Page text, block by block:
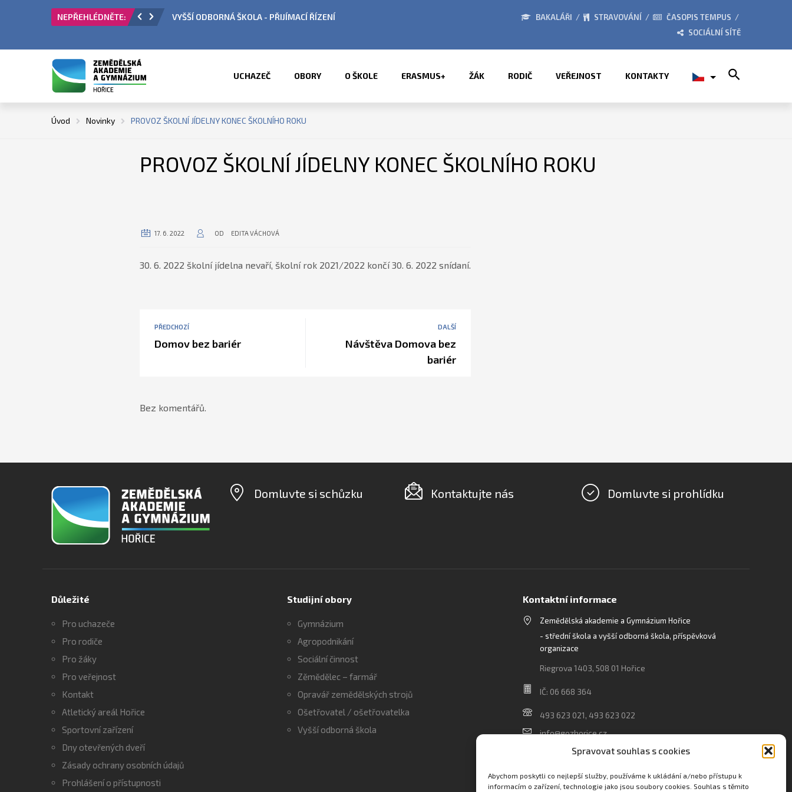
Spravovat souhlas s cookies
Abychom poskytli co nejlepší služby, používáme k ukládání a/nebo přístupu k
informacím o zařízení, technologie jako jsou soubory cookies. Souhlas s těmito
ŠKOLA - PŘIJÍMACÍ ŘÍZENÍ ÚŘEDNÍ HODINY V OBDOBÍ LETNÍCH PRÁZDNIN PŘÍMĚSTSKÉ TÁBORY 2026
BAKALÁŘI STRAVOVÁNÍ
ČASOPIS TEMPUS
SOCIÁLNÍ SÍTĚ
UCHAZEČ OBORY O ŠKOLE ERASMUS+ ŽÁK RODIČ VEŘEJNOST KONTAKTY
Úvod Novinky PROVOZ ŠKOLNÍ JÍDELNY KONEC ŠKOLNÍHO ROKU
PROVOZ ŠKOLNÍ JÍDELNY KONEC ŠKOLNÍHO ROKU
17. 6. 2022 OD EDITA VÁCHOVÁ
30. 6. 2022 školní jídelna nevaří, školní rok 2021/2022 končí 30. 6. 2022 snídaní.
PŘEDCHOZÍ
Domov bez bariér
DALŠÍ
Návštěva Domova bez
bariér
Bez komentářů.
Domluvte si schůzku Kontaktujte nás Domluvte si prohlídku
Důležité
Pro uchazeče
Pro rodiče
Pro žáky
Pro veřejnost
Kontakt
Atletický areál Hořice
Sportovní zařízení
Dny otevřených dveří
Zásady ochrany osobních údajů
Prohlášení o přístupnosti
Studijní obory
Gymnázium
Agropodnikání
Sociální činnost
Zěmědělec – farmář
Opravář zemědělských strojů
Ošetřovatel / ošetřovatelka
Vyšší odborná škola
Kontaktní informace
Zemědělská akademie a Gymnázium Hořice
- střední škola a vyšší odborná škola, příspěvková
organizace
Riegrova 1403, 508 01 Hořice
IČ: 06 668 364
493 623 021, 493 623 022
info@gozhorice.cz
www.zaghorice.cz
Innovation One s.r.o. IČO: 04734807 Březenecká 4808